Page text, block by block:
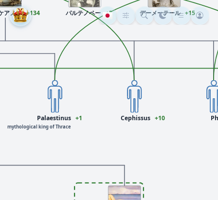
デーメーテール +15
Palaestinus
mythological king of Thrace
+1 Cephissus +10
パルテノペー +3
アノス +134